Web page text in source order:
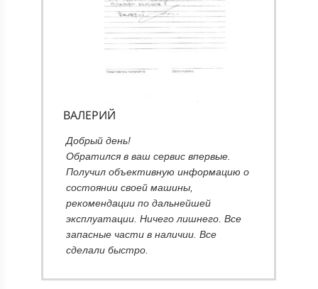
ВАЛЕРИЙ
Добрый день!
Обратился в ваш сервис впервые.
Получил объективную информацию о
состоянии своей машины,
рекомендации по дальнейшей
эксплуатации. Ничего лишнего. Все
запасные части в наличии. Все
сделали быстро.